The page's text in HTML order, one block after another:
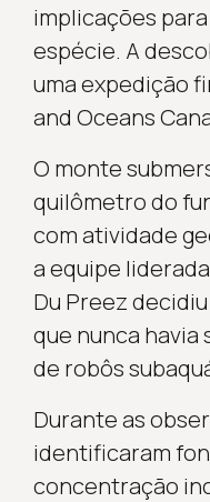
implicações
espécie. A
uma expedição
and Oceans
O monte
quilômetro do
com atividade
a equipe
Du Preez
que nunca havia
de robôs
Durante as
identificaram
concentração